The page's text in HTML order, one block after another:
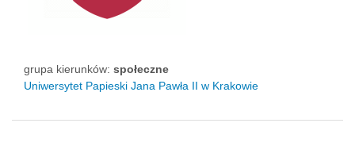
grupa kierunków: społeczne
Uniwersytet Papieski Jana Pawła II w Krakowie